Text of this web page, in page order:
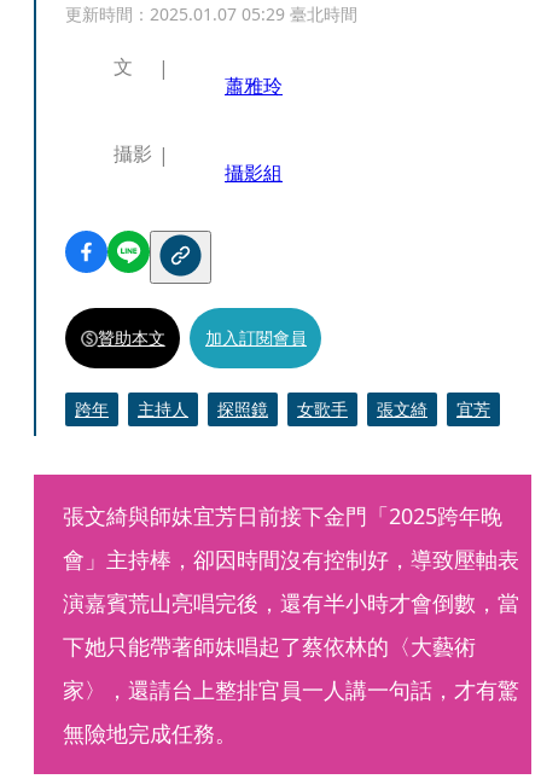
更新時間： 2025.01.07 05:29 臺北時間
文
蕭雅玲
攝影
攝影組
贊助本文 加入訂閱會員
跨年 主持人 探照鏡 女歌手 張文綺 宜芳
張文綺與師妹宜芳日前接下金門「2025跨年晚
會」主持棒，卻因時間沒有控制好，導致壓軸表
演嘉賓荒山亮唱完後，還有半小時才會倒數，當
下她只能帶著師妹唱起了蔡依林的〈大藝術
家〉，還請台上整排官員一人講一句話，才有驚
無險地完成任務。